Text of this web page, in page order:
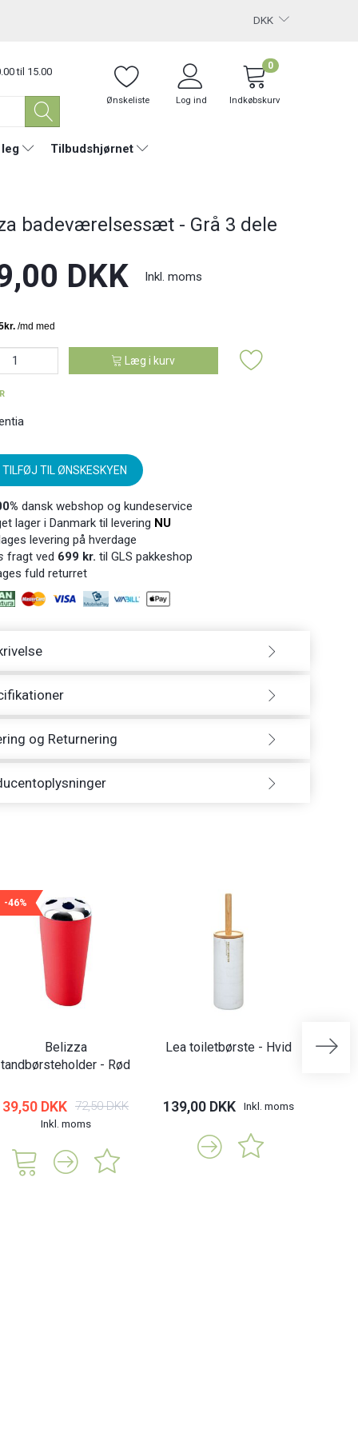
DKK
til 15.00
Ønskeliste Log ind Indkøbskurv
0
Tilbudshjørnet
badeværelsessæt - Grå 3 dele
DKK Inkl. moms
Læg i kurv
TILFØJ TIL ØNSKESKYEN
dansk webshop og kundeservice
lager i Danmark til levering NU
levering på hverdage
fragt ved 699 kr. til GLS pakkeshop
fuld returret
og Returnering
-46%
Belizza
tandbørsteholder - Rød
39,50 DKK 72,50 DKK
Inkl. moms
Lea toiletbørste - Hvid
139,00 DKK Inkl. moms